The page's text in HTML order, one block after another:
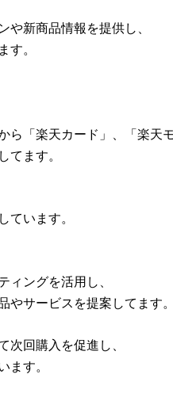
や新商品情報を提供し、
す。
ら「楽天カード」、「楽天
てます。
ています。
ィングを活用し、
やサービスを提案してます。
次回購入を促進し、
ます。